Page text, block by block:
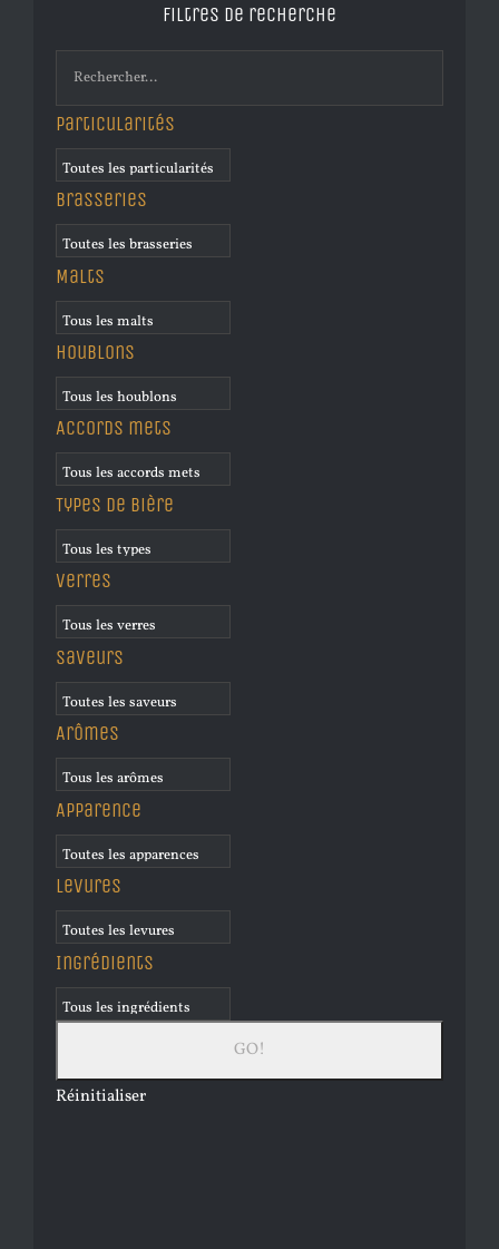
Filtres de recherche
Particularités
Brasseries
Malts
Houblons
Accords mets
Types de bière
Verres
Saveurs
Arômes
Apparence
Levures
Ingrédients
Réinitialiser